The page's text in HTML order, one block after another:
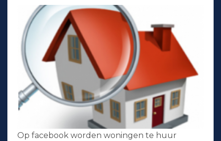
Op facebook worden woningen te huur